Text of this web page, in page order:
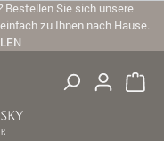
Bestellen Sie sich unsere
zu Ihnen nach Hause.